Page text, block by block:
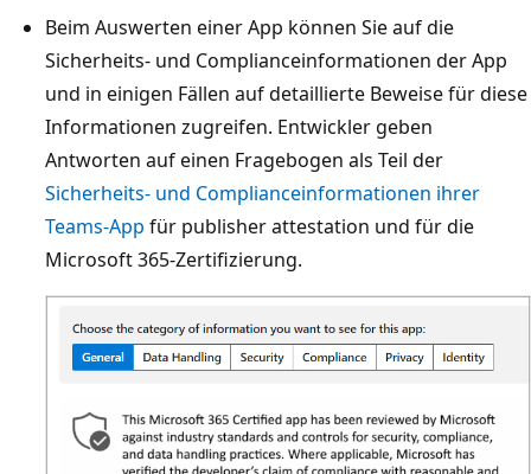
Beim Auswerten einer App können Sie auf die
Sicherheits- und Complianceinformationen der App
und in einigen Fällen auf detaillierte Beweise für diese
Informationen zugreifen. Entwickler geben
Antworten auf einen Fragebogen als Teil der
Sicherheits- und Complianceinformationen ihrer
Teams-App für publisher attestation und für die
Microsoft 365-Zertifizierung.